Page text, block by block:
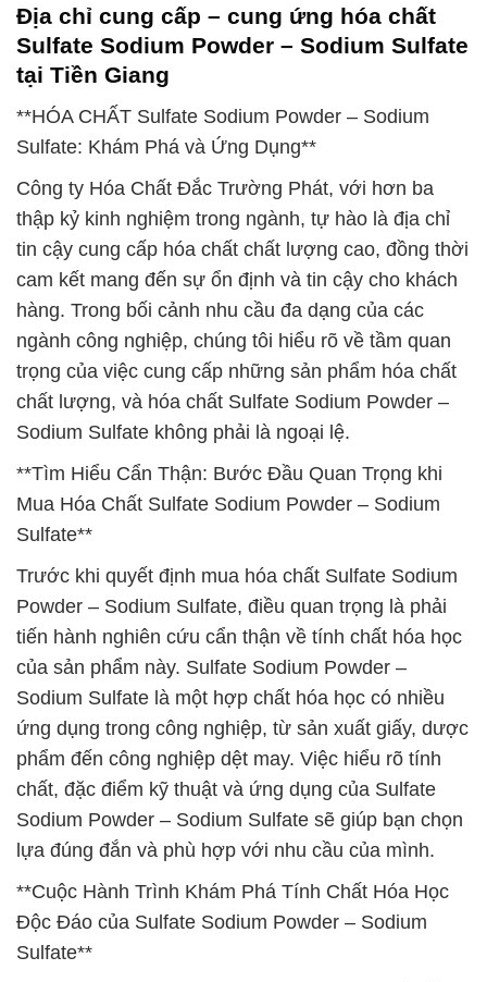
Địa chỉ cung cấp – cung ứng hóa chất
Sulfate Sodium Powder – Sodium Sulfate
tại Tiền Giang
**HÓA CHẤT Sulfate Sodium Powder – Sodium
Sulfate: Khám Phá và Ứng Dụng**
Công ty Hóa Chất Đắc Trường Phát, với hơn ba
thập kỷ kinh nghiệm trong ngành, tự hào là địa chỉ
tin cậy cung cấp hóa chất chất lượng cao, đồng thời
cam kết mang đến sự ổn định và tin cậy cho khách
hàng. Trong bối cảnh nhu cầu đa dạng của các
ngành công nghiệp, chúng tôi hiểu rõ về tầm quan
trọng của việc cung cấp những sản phẩm hóa chất
chất lượng, và hóa chất Sulfate Sodium Powder –
Sodium Sulfate không phải là ngoại lệ.
**Tìm Hiểu Cẩn Thận: Bước Đầu Quan Trọng khi
Mua Hóa Chất Sulfate Sodium Powder – Sodium
Sulfate**
Trước khi quyết định mua hóa chất Sulfate Sodium
Powder – Sodium Sulfate, điều quan trọng là phải
tiến hành nghiên cứu cẩn thận về tính chất hóa học
của sản phẩm này. Sulfate Sodium Powder –
Sodium Sulfate là một hợp chất hóa học có nhiều
ứng dụng trong công nghiệp, từ sản xuất giấy, dược
phẩm đến công nghiệp dệt may. Việc hiểu rõ tính
chất, đặc điểm kỹ thuật và ứng dụng của Sulfate
Sodium Powder – Sodium Sulfate sẽ giúp bạn chọn
lựa đúng đắn và phù hợp với nhu cầu của mình.
**Cuộc Hành Trình Khám Phá Tính Chất Hóa Học
Độc Đáo của Sulfate Sodium Powder – Sodium
Sulfate**